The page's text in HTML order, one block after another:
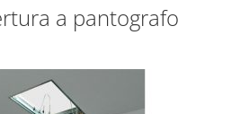
a pantografo